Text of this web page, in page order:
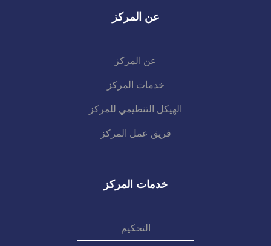
عن المركز
عن المركز
خدمات المركز
الهيكل التنظيمي للمركز
فريق عمل المركز
خدمات المركز
التحكيم